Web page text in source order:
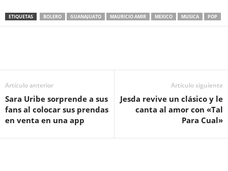
ETIQUETAS BOLERO GUANAJUATO MAURICIO AMIR MEXICO MUSICA POP
Artículo anterior
Sara Uribe sorprende a sus
fans al colocar sus prendas
en venta en una app
Artículo siguiente
Jesda revive un clásico y le
canta al amor con «Tal
Para Cual»